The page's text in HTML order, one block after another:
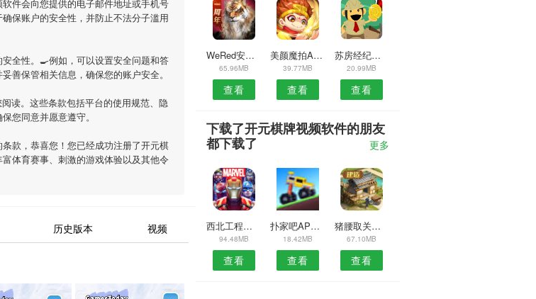
软件会向您提供的电子邮件地址或手机号
保账户的安全性，并防止不法分子滥用
全性。🍳例如，可以设置安全问题和答
善保管相关信息，确保您的账户安全。
读。这些条款包括平台的使用规范、隐
您同意并愿意遵守。
条款，恭喜您！您已经成功注册了开元棋
体育赛事、刺激的游戏体验以及其他令
历史版本 视频
WeRed安卓版
65.96MB
查看
美颜魔拍APP
39.77MB
查看
苏房经纪人APP
20.99MB
查看
下载了开元棋牌视频软件的朋友
都下载了
更多
西北工程材料APP
94.48MB
查看
扑家吧APP官方
18.42MB
查看
猪腰取关预约安卓版
67.10MB
查看